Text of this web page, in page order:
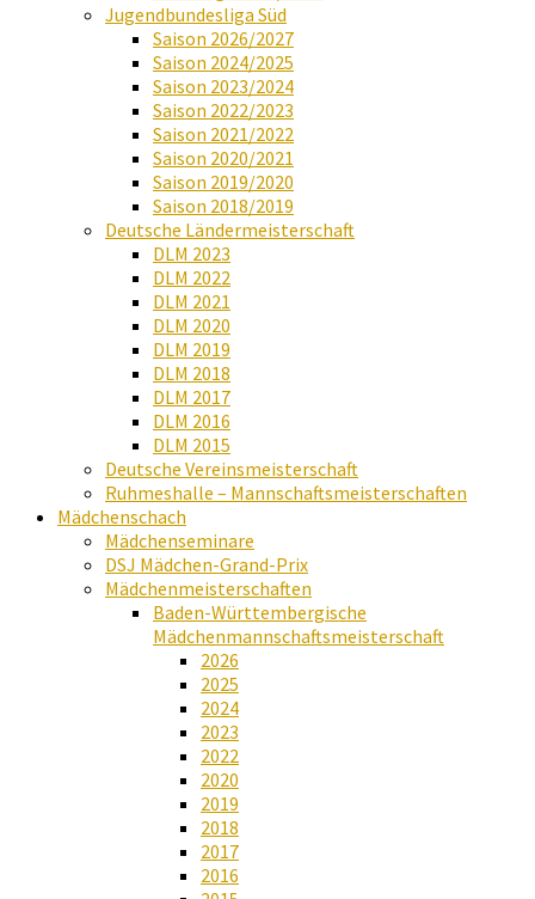
Jugendbundesliga Süd
Saison 2026/2027
Saison 2024/2025
Saison 2023/2024
Saison 2022/2023
Saison 2021/2022
Saison 2020/2021
Saison 2019/2020
Saison 2018/2019
Deutsche Ländermeisterschaft
DLM 2023
DLM 2022
DLM 2021
DLM 2020
DLM 2019
DLM 2018
DLM 2017
DLM 2016
DLM 2015
Deutsche Vereinsmeisterschaft
Ruhmeshalle – Mannschaftsmeisterschaften
Mädchenschach
Mädchenseminare
DSJ Mädchen-Grand-Prix
Mädchenmeisterschaften
Baden-Württembergische
Mädchenmannschaftsmeisterschaft
2026
2025
2024
2023
2022
2020
2019
2018
2017
2016